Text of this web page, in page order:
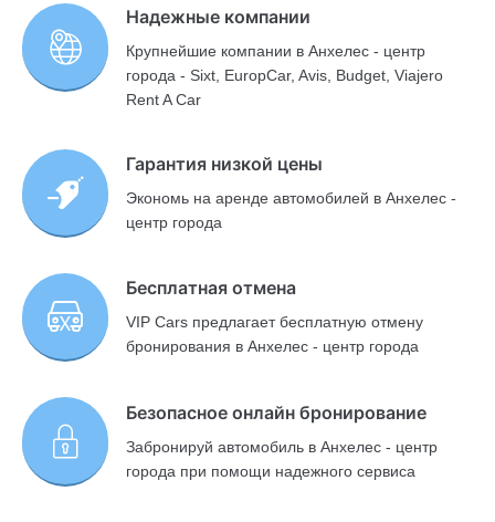
Надежные компании
Крупнейшие компании в Анхелес - центр
города - Sixt, EuropCar, Avis, Budget, Viajero
Rent A Car
Гарантия низкой цены
Экономь на аренде автомобилей в Анхелес -
центр города
Бесплатная отмена
VIP Cars предлагает бесплатную отмену
бронирования в Анхелес - центр города
Безопасное онлайн бронирование
Забронируй автомобиль в Анхелес - центр
города при помощи надежного сервиса